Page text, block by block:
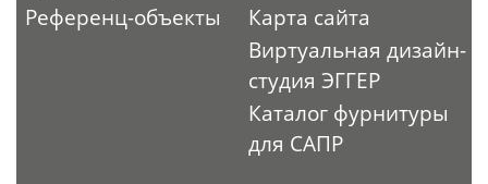
Референц-объекты
Карта сайта
Виртуальная дизайн-
студия ЭГГЕР
Каталог фурнитуры
для САПР